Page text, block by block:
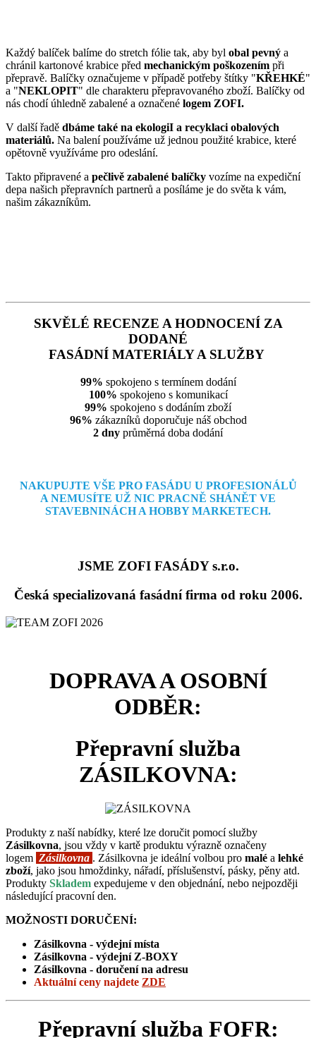
Každý balíček balíme do stretch fólie tak, aby byl obal pevný a
chránil kartonové krabice před mechanickým poškozením při
přepravě. Balíčky označujeme v případě potřeby štítky "KŘEHKÉ"
a "NEKLOPIT" dle charakteru přepravovaného zboží. Balíčky od
nás chodí úhledně zabalené a označené logem ZOFI.
V další řadě dbáme také na ekologiI a recyklaci obalových
materiálů. Na balení používáme už jednou použité krabice, které
opětovně využíváme pro odeslání.
Takto připravené a pečlivě zabalené balíčky vozíme na expediční
depa našich přepravních partnerů a posíláme je do světa k vám,
našim zákazníkům.
SKVĚLÉ RECENZE A HODNOCENÍ ZA
DODANÉ
FASÁDNÍ MATERIÁLY A SLUŽBY
99% spokojeno s termínem dodání
100% spokojeno s komunikací
99% spokojeno s dodáním zboží
96% zákazníků doporučuje náš obchod
2 dny průměrná doba dodání
NAKUPUJTE VŠE PRO FASÁDU U PROFESIONÁLŮ
A NEMUSÍTE UŽ NIC PRACNĚ SHÁNĚT VE
STAVEBNINÁCH A HOBBY MARKETECH.
JSME ZOFI FASÁDY s.r.o.
Česká specializovaná fasádní firma od roku 2006.
DOPRAVA A OSOBNÍ
ODBĚR:
Přepravní služba
ZÁSILKOVNA:
Produkty z naší nabídky, které lze doručit pomocí služby
Zásilkovna, jsou vždy v kartě produktu výrazně označeny
logem Zásilkovna . Zásilkovna je ideální volbou pro malé a lehké
zboží, jako jsou hmoždinky, nářadí, příslušenství, pásky, pěny atd.
Produkty Skladem expedujeme v den objednání, nebo nejpozději
následující pracovní den.
MOŽNOSTI DORUČENÍ:
Zásilkovna - výdejní místa
Zásilkovna - výdejní Z-BOXY
Zásilkovna - doručení na adresu
Aktuální ceny najdete ZDE
Přepravní služba FOFR: